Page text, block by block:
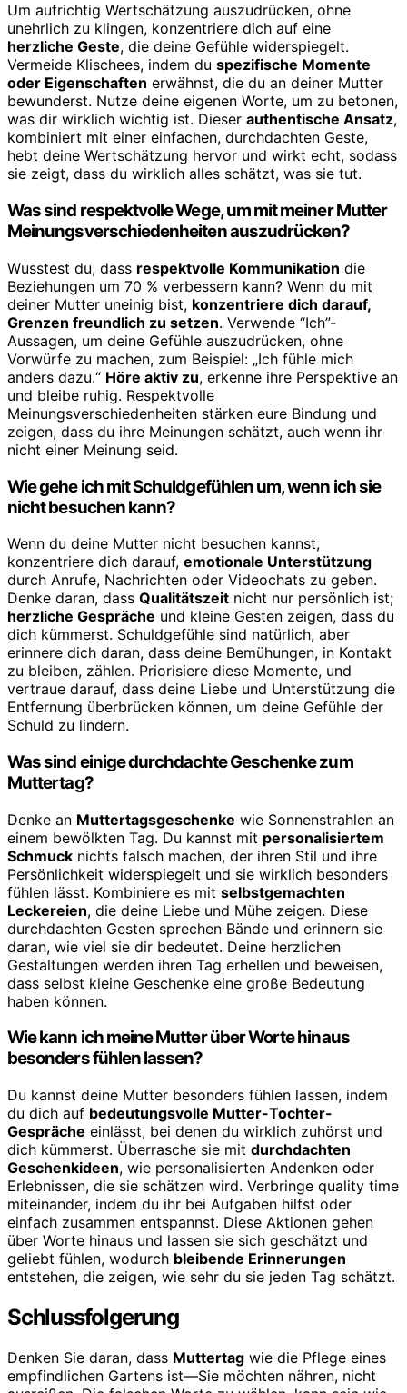
Um aufrichtig Wertschätzung auszudrücken, ohne
unehrlich zu klingen, konzentriere dich auf eine
herzliche Geste, die deine Gefühle widerspiegelt.
Vermeide Klischees, indem du spezifische Momente
oder Eigenschaften erwähnst, die du an deiner Mutter
bewunderst. Nutze deine eigenen Worte, um zu betonen,
was dir wirklich wichtig ist. Dieser authentische Ansatz,
kombiniert mit einer einfachen, durchdachten Geste,
hebt deine Wertschätzung hervor und wirkt echt, sodass
sie zeigt, dass du wirklich alles schätzt, was sie tut.
Was sind respektvolle Wege, um mit meiner Mutter
Meinungsverschiedenheiten auszudrücken?
Wusstest du, dass respektvolle Kommunikation die
Beziehungen um 70 % verbessern kann? Wenn du mit
deiner Mutter uneinig bist, konzentriere dich darauf,
Grenzen freundlich zu setzen. Verwende “Ich”-
Aussagen, um deine Gefühle auszudrücken, ohne
Vorwürfe zu machen, zum Beispiel: „Ich fühle mich
anders dazu.“ Höre aktiv zu, erkenne ihre Perspektive an
und bleibe ruhig. Respektvolle
Meinungsverschiedenheiten stärken eure Bindung und
zeigen, dass du ihre Meinungen schätzt, auch wenn ihr
nicht einer Meinung seid.
Wie gehe ich mit Schuldgefühlen um, wenn ich sie
nicht besuchen kann?
Wenn du deine Mutter nicht besuchen kannst,
konzentriere dich darauf, emotionale Unterstützung
durch Anrufe, Nachrichten oder Videochats zu geben.
Denke daran, dass Qualitätszeit nicht nur persönlich ist;
herzliche Gespräche und kleine Gesten zeigen, dass du
dich kümmerst. Schuldgefühle sind natürlich, aber
erinnere dich daran, dass deine Bemühungen, in Kontakt
zu bleiben, zählen. Priorisiere diese Momente, und
vertraue darauf, dass deine Liebe und Unterstützung die
Entfernung überbrücken können, um deine Gefühle der
Schuld zu lindern.
Was sind einige durchdachte Geschenke zum
Muttertag?
Denke an Muttertagsgeschenke wie Sonnenstrahlen an
einem bewölkten Tag. Du kannst mit personalisiertem
Schmuck nichts falsch machen, der ihren Stil und ihre
Persönlichkeit widerspiegelt und sie wirklich besonders
fühlen lässt. Kombiniere es mit selbstgemachten
Leckereien, die deine Liebe und Mühe zeigen. Diese
durchdachten Gesten sprechen Bände und erinnern sie
daran, wie viel sie dir bedeutet. Deine herzlichen
Gestaltungen werden ihren Tag erhellen und beweisen,
dass selbst kleine Geschenke eine große Bedeutung
haben können.
Wie kann ich meine Mutter über Worte hinaus
besonders fühlen lassen?
Du kannst deine Mutter besonders fühlen lassen, indem
du dich auf bedeutungsvolle Mutter-Tochter-
Gespräche einlässt, bei denen du wirklich zuhörst und
dich kümmerst. Überrasche sie mit durchdachten
Geschenkideen, wie personalisierten Andenken oder
Erlebnissen, die sie schätzen wird. Verbringe quality time
miteinander, indem du ihr bei Aufgaben hilfst oder
einfach zusammen entspannst. Diese Aktionen gehen
über Worte hinaus und lassen sie sich geschätzt und
geliebt fühlen, wodurch bleibende Erinnerungen
entstehen, die zeigen, wie sehr du sie jeden Tag schätzt.
Schlussfolgerung
Denken Sie daran, dass Muttertag wie die Pflege eines
empfindlichen Gartens ist—Sie möchten nähren, nicht